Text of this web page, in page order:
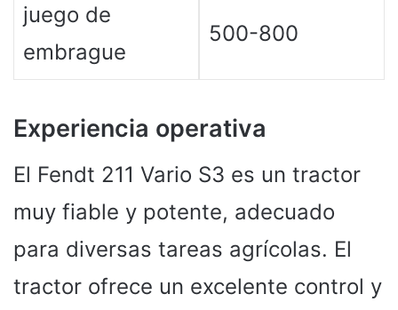
juego de
embrague
500-800
Experiencia operativa
El Fendt 211 Vario S3 es un tractor
muy fiable y potente, adecuado
para diversas tareas agrícolas. El
tractor ofrece un excelente control y